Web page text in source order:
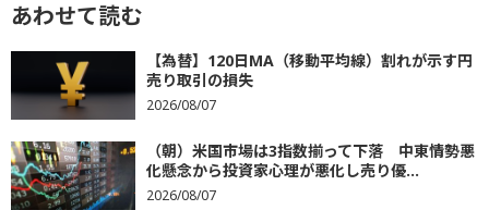
あわせて読む
【為替】120日MA（移動平均線）割れが示す円
売り取引の損失
2026/08/07
（朝）米国市場は3指数揃って下落 中東情勢悪
化懸念から投資家心理が悪化し売り優...
2026/08/07